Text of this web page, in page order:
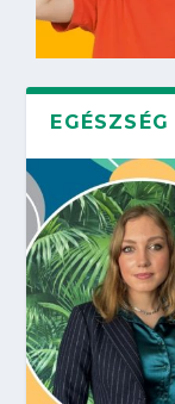
EGÉSZSÉG